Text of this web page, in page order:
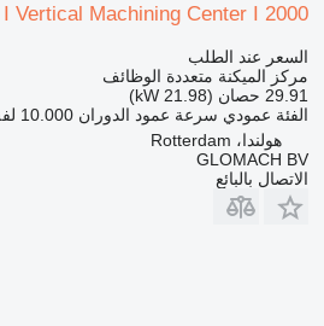
Vertical Machining Center I 2000
السعر عند الطلب
مركز الميكنة متعددة الوظائف
29.91 حصان (21.98 kW)
الفئة عمودي سرعة عمود الدوران 10.000 لفة في الدقيقة
هولندا، Rotterdam
GLOMACH BV
الاتصال بالبائع